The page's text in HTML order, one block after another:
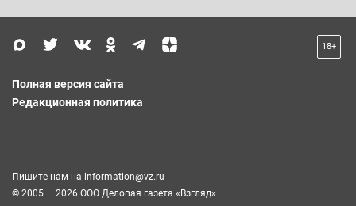
18+
Полная версия сайта
Редакционная политика
Пишите нам на information@vz.ru
© 2005 — 2026 ООО Деловая газета «Взгляд»